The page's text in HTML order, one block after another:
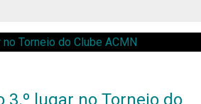
lugar no Torneio do